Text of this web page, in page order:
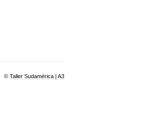
© Taller Sudamérica | A3